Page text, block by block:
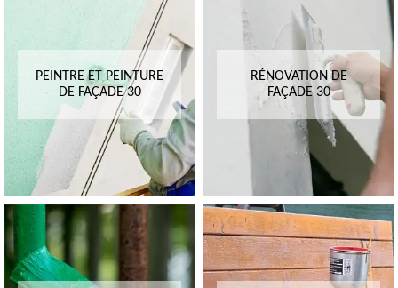
PEINTRE ET PEINTURE
DE FAÇADE 30
RÉNOVATION DE
FAÇADE 30